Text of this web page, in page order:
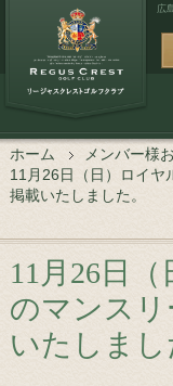
広
ホーム メンバー様
11月26日（日）ロイヤ
掲載いたしました。
11月26日
のマンス
いたしまし